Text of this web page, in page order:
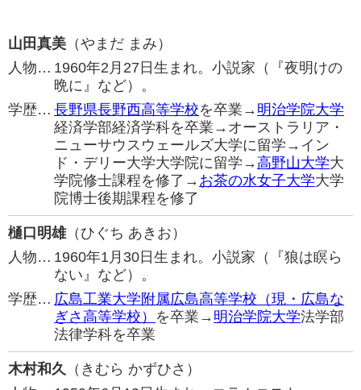
山田真美 （やまだ まみ）
人物… 1960年2月27日生まれ。小説家（『夜明けの
晩に』など）。
学歴… 長野県長野西高等学校を卒業→ 明治学院大学
経済学部経済学科を卒業→オーストラリア・
ニューサウスウェールズ大学に留学→イン
ド・デリー大学大学院に留学→高野山大学大
学院修士課程を修了→ お茶の水女子大学大学
院博士後期課程を修了
樋口明雄（ひぐち あきお）
人物… 1960年1月30日生まれ。小説家（『狼は瞑ら
ない』など）。
学歴… 広島工業大学附属広島高等学校（現・広島な
ぎさ高等学校） を卒業→ 明治学院大学法学部
法律学科を卒業
木村和久 （きむら かずひさ）